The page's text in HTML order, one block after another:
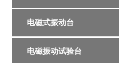
电磁式振动台
电磁振动试验台